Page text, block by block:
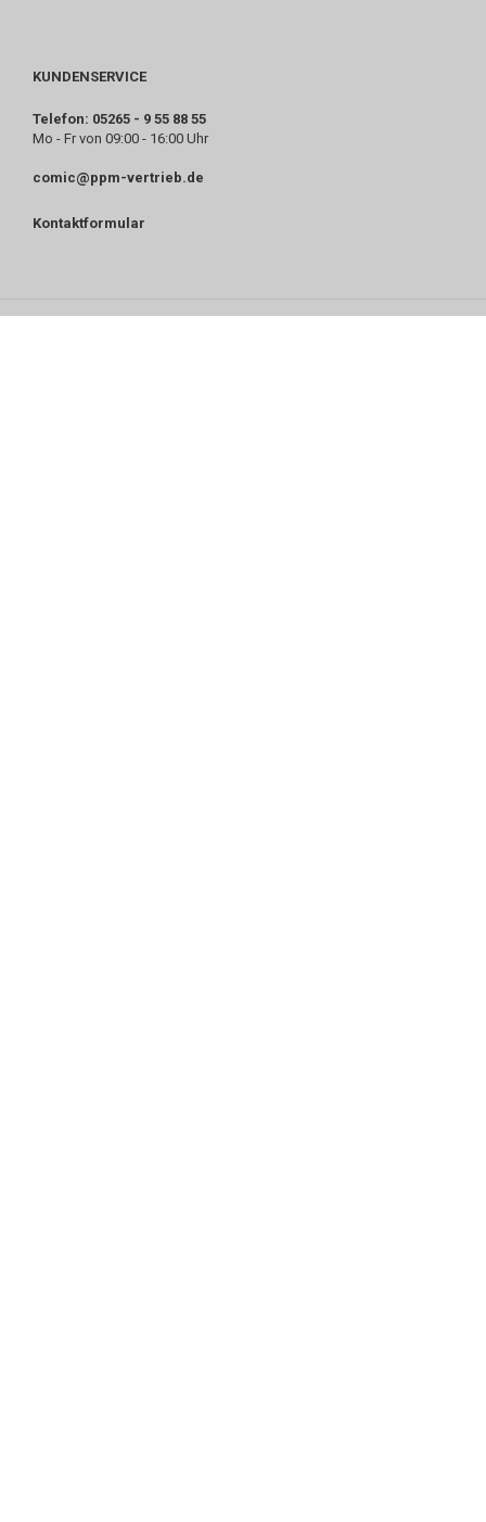
KUNDENSERVICE
Telefon: 05265 - 9 55 88 55
Mo - Fr von 09:00 - 16:00 Uhr
comic@ppm-vertrieb.de
Kontaktformular